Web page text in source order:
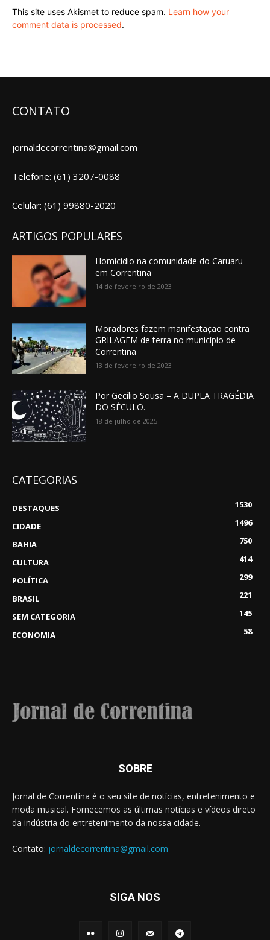
This site uses Akismet to reduce spam. Learn how your
comment data is processed.
CONTATO
jornaldecorrentina@gmail.com
Telefone: (61) 3207-0088
Celular: (61) 99880-2020
ARTIGOS POPULARES
Homicídio na comunidade do Caruaru
em Correntina
14 de fevereiro de 2023
Moradores fazem manifestação contra
GRILAGEM de terra no município de
Correntina
13 de fevereiro de 2023
Por Gecílio Sousa – A DUPLA TRAGÉDIA
DO SÉCULO.
18 de julho de 2025
CATEGORIAS
DESTAQUES
1530
CIDADE
1496
BAHIA
750
CULTURA
414
POLÍTICA
299
BRASIL
221
SEM CATEGORIA
145
ECONOMIA
58
SOBRE
Jornal de Correntina é o seu site de notícias, entretenimento e
moda musical. Fornecemos as últimas notícias e vídeos direto
da indústria do entretenimento da nossa cidade.
Contato: jornaldecorrentina@gmail.com
SIGA NOS